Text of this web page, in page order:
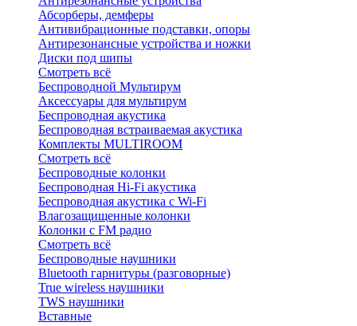
Абсорберы, демферы
Антивибрационные подставки, опоры
Антирезонансные устройства и ножки
Диски под шипы
Смотреть всё
Беспроводной Мультирум
Аксессуары для мультирум
Беспроводная акустика
Беспроводная встраиваемая акустика
Комплекты MULTIROOM
Смотреть всё
Беспроводные колонки
Беспроводная Hi-Fi акустика
Беспроводная акустика с Wi-Fi
Влагозащищенные колонки
Колонки с FM радио
Смотреть всё
Беспроводные наушники
Bluetоoth гарнитуры (разговорные)
True wireless наушники
TWS наушники
Вставные